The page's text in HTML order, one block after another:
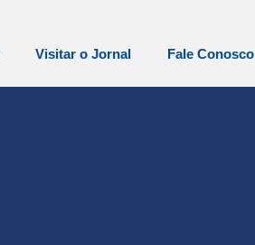
Visitar o Jornal Fale Conosco